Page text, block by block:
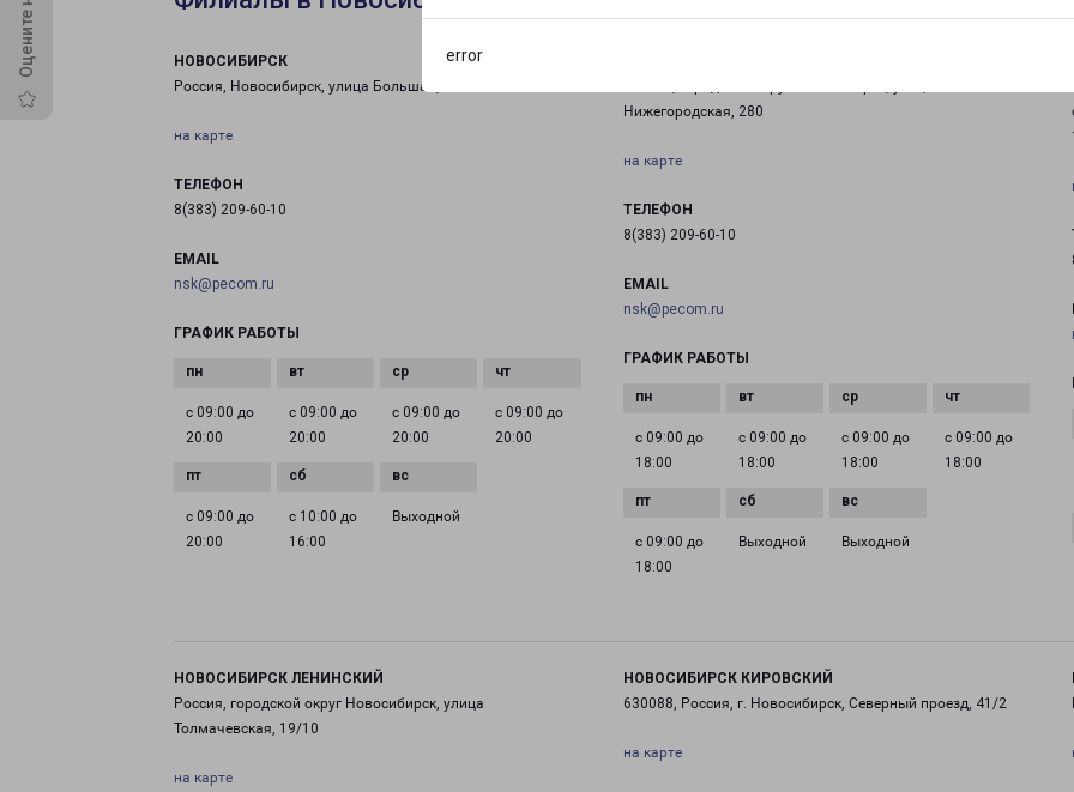
error
НОВОСИБИРСК
Россия, Новосибирск, улица Большая, 280
на карте
ТЕЛЕФОН
8(383) 209-60-10
EMAIL
nsk@pecom.ru
ГРАФИК РАБОТЫ
с 09:00 до
20:00
с 09:00 до
20:00
с 09:00 до
20:00
с 09:00 до
20:00
с 09:00 до
20:00
с 10:00 до
16:00
Выходной
Нижегородская, 280
на карте
ТЕЛЕФОН
8(383) 209-60-10
EMAIL
nsk@pecom.ru
ГРАФИК РАБОТЫ
с 09:00 до
18:00
с 09:00 до
18:00
с 09:00 до
18:00
с 09:00 до
18:00
с 09:00 до
18:00
Выходной Выходной
НОВОСИБИРСК ЛЕНИНСКИЙ
Россия, городской округ Новосибирск, улица
Толмачевская, 19/10
на карте
НОВОСИБИРСК КИРОВСКИЙ
630088, Россия, г. Новосибирск, Северный проезд, 41/2
на карте